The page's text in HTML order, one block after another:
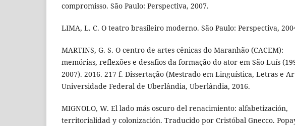
compromisso. São Paulo: Perspectiva, 2007.
LIMA, L. C. O teatro brasileiro moderno. São Paulo: Perspectiva,
MARTINS, G. S. O centro de artes cênicas do Maranhão (CACEM):
memórias, reflexões e desafios da formação do ator em São Luís
2007). 2016. 217 f. Dissertação (Mestrado em Linguística, Letras e
Universidade Federal de Uberlândia, Uberlândia, 2016.
MIGNOLO, W. El lado más oscuro del renacimiento: alfabetización,
territorialidad y colonización. Traducido por Cristóbal Gnecco.